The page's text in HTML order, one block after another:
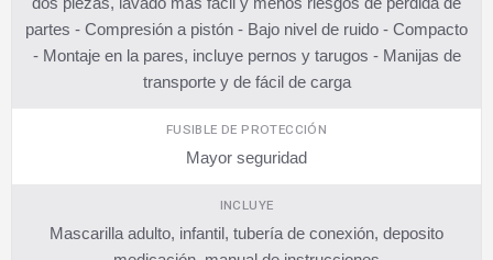
partes - Compresión a pistón - Bajo nivel de ruido - Compacto
- Montaje en la pares, incluye pernos y tarugos - Manijas de
transporte y de fácil de carga
FUSIBLE DE PROTECCIÓN
Mayor seguridad
INCLUYE
Mascarilla adulto, infantil, tubería de conexión, deposito